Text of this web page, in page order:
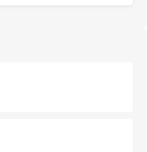
める外せないスポット